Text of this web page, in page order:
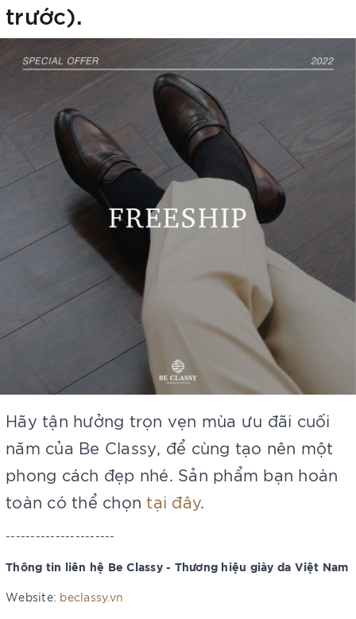
trước).
Hãy tận hưởng trọn vẹn mùa ưu đãi cuối
năm của Be Classy, để cùng tạo nên một
phong cách đẹp nhé. Sản phẩm bạn hoàn
toàn có thể chọntại đây.
----------------------
Thông tin liên hệ Be Classy - Thương hiệu giày da Việt Nam
Website: beclassy.vn